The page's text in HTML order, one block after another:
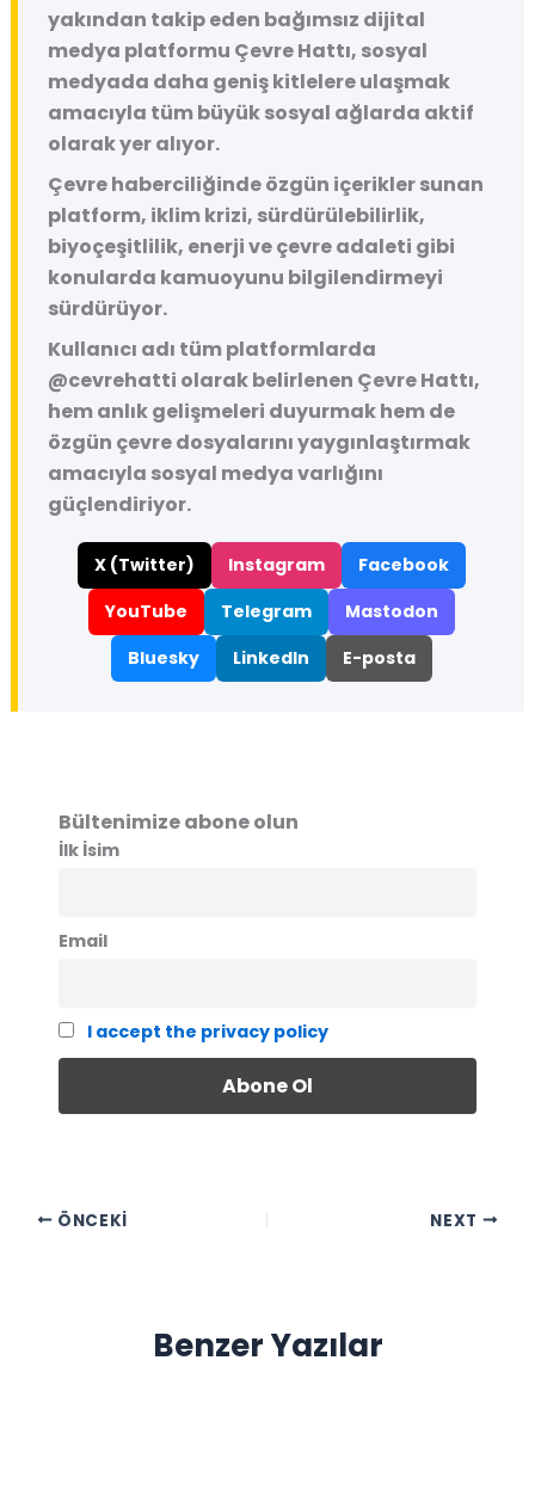
yakından takip eden bağımsız dijital
medya platformu Çevre Hattı, sosyal
medyada daha geniş kitlelere ulaşmak
amacıyla tüm büyük sosyal ağlarda aktif
olarak yer alıyor.
Çevre haberciliğinde özgün içerikler sunan
platform, iklim krizi, sürdürülebilirlik,
biyoçeşitlilik, enerji ve çevre adaleti gibi
konularda kamuoyunu bilgilendirmeyi
sürdürüyor.
Kullanıcı adı tüm platformlarda
@cevrehatti olarak belirlenen Çevre Hattı,
hem anlık gelişmeleri duyurmak hem de
özgün çevre dosyalarını yaygınlaştırmak
amacıyla sosyal medya varlığını
güçlendiriyor.
X (Twitter) Instagram
Facebook
YouTube
Telegram
Mastodon
Bluesky
LinkedIn E-posta
Bültenimize abone olun
İlk İsim
Email
I accept the privacy policy
ÖNCEKI NEXT
Benzer Yazılar